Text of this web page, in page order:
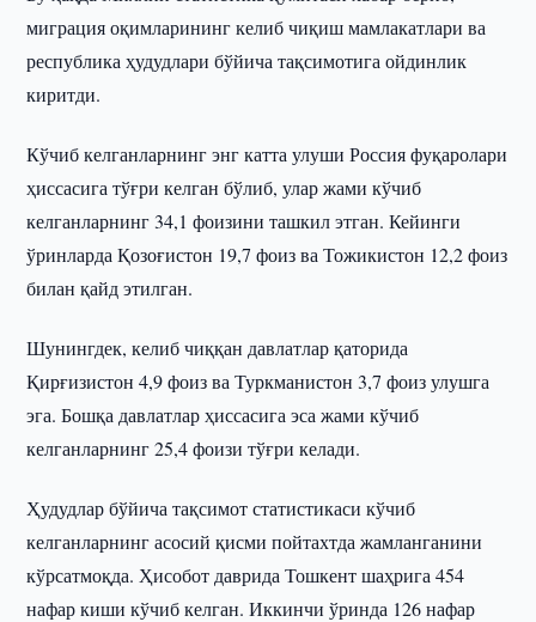
миграция оқимларининг келиб чиқиш мамлакатлари ва
республика ҳудудлари бўйича тақсимотига ойдинлик
киритди.
Кўчиб келганларнинг энг катта улуши Россия фуқаролари
ҳиссасига тўғри келган бўлиб, улар жами кўчиб
келганларнинг 34,1 фоизини ташкил этган. Кейинги
ўринларда Қозоғистон 19,7 фоиз ва Тожикистон 12,2 фоиз
билан қайд этилган.
Шунингдек, келиб чиққан давлатлар қаторида
Қирғизистон 4,9 фоиз ва Туркманистон 3,7 фоиз улушга
эга. Бошқа давлатлар ҳиссасига эса жами кўчиб
келганларнинг 25,4 фоизи тўғри келади.
Ҳудудлар бўйича тақсимот статистикаси кўчиб
келганларнинг асосий қисми пойтахтда жамланганини
кўрсатмоқда. Ҳисобот даврида Тошкент шаҳрига 454
нафар киши кўчиб келган. Иккинчи ўринда 126 нафар